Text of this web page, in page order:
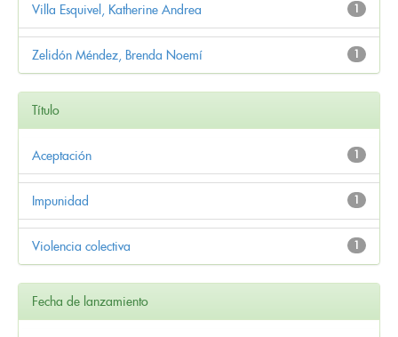
1
Villa Esquivel, Katherine Andrea
1
Zelidón Méndez, Brenda Noemí
Título
1
Aceptación
1
Impunidad
1
Violencia colectiva
Fecha de lanzamiento